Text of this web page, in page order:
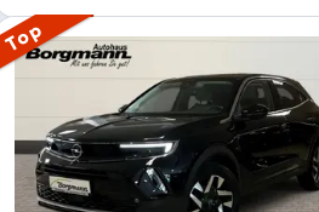
Top